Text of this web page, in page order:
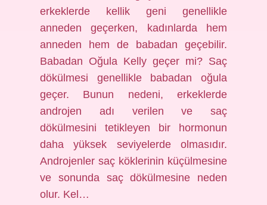
erkeklerde kellik geni genellikle
anneden geçerken, kadınlarda hem
anneden hem de babadan geçebilir.
Babadan Oğula Kelly geçer mi? Saç
dökülmesi genellikle babadan oğula
geçer. Bunun nedeni, erkeklerde
androjen adı verilen ve saç
dökülmesini tetikleyen bir hormonun
daha yüksek seviyelerde olmasıdır.
Androjenler saç köklerinin küçülmesine
ve sonunda saç dökülmesine neden
olur. Kel…